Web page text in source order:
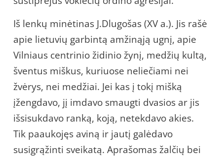
Iš lenkų minėtinas J.Dlugošas (XV a.). Jis rašė
apie lietuvių garbintą amžinąją ugnį, apie
Vilniaus centrinio židinio žynį, medžių kultą,
šventus miškus, kuriuose neliečiami nei
žvėrys, nei medžiai. Jei kas į tokį mišką
įžengdavo, jį imdavo smaugti dvasios ar jis
išsisukdavo ranką, koją, netekdavo akies.
Tik paaukojęs aviną ir jautį galėdavo
susigrąžinti sveikatą. Aprašomas žalčių bei